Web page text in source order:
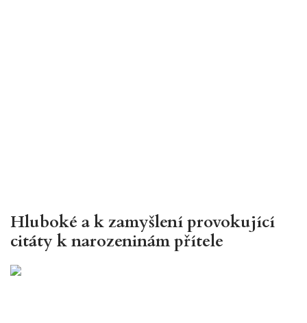
Hluboké a k zamyšlení provokující
citáty k narozeninám přítele